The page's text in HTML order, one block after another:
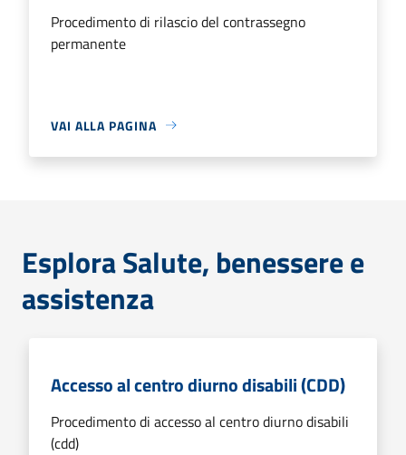
Procedimento di rilascio del contrassegno
permanente
VAI ALLA PAGINA
Esplora Salute, benessere e
assistenza
Accesso al centro diurno disabili (CDD)
Procedimento di accesso al centro diurno disabili
(cdd)